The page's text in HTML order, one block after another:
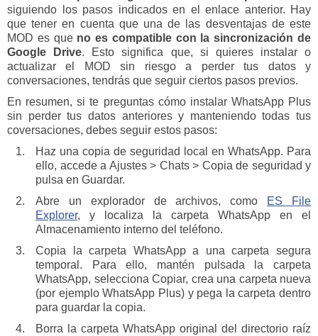
siguiendo los pasos indicados en el enlace anterior. Hay
que tener en cuenta que una de las desventajas de este
MOD es que no es compatible con la sincronización de
Google Drive. Esto significa que, si quieres instalar o
actualizar el MOD sin riesgo a perder tus datos y
conversaciones, tendrás que seguir ciertos pasos previos.
En resumen, si te preguntas cómo instalar WhatsApp Plus
sin perder tus datos anteriores y manteniendo todas tus
coversaciones, debes seguir estos pasos:
Haz una copia de seguridad local en WhatsApp. Para
ello, accede a Ajustes > Chats > Copia de seguridad y
pulsa en Guardar.
Abre un explorador de archivos, como
ES File
Explorer, y localiza la carpeta WhatsApp en el
Almacenamiento interno del teléfono.
Copia la carpeta WhatsApp a una carpeta segura
temporal. Para ello, mantén pulsada la carpeta
WhatsApp, selecciona Copiar, crea una carpeta nueva
(por ejemplo WhatsApp Plus) y pega la carpeta dentro
para guardar la copia.
Borra la carpeta WhatsApp original del directorio raíz